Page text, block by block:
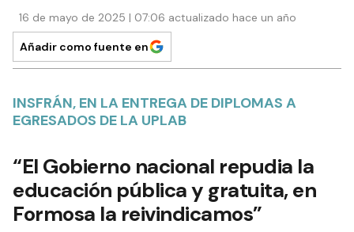
16 de mayo de 2025 | 07:06 actualizado hace un año
Añadir como fuente en
INSFRÁN, EN LA ENTREGA DE DIPLOMAS A
EGRESADOS DE LA UPLAB
“El Gobierno nacional repudia la
educación pública y gratuita, en
Formosa la reivindicamos”